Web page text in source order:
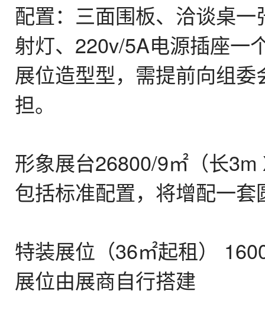
配置：三面围板、洽谈桌
射灯、220v/5A电源插座一
展位造型型，需提前向组
担。
形象展台26800/9㎡（长
包括标准配置，将增配一
特装展位（36㎡起租）
展位由展商自行搭建